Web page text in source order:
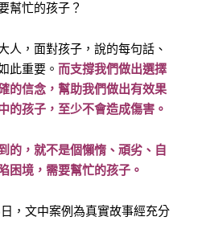
幫忙的孩子？
人，面對孩子，說的每句話、
此重要。 而支撐我們做出選擇
的信念，幫助我們做出有效果
的孩子，至少不會造成傷害。
的，就不是個懶惰、頑劣、自
困境，需要幫忙的孩子。
，文中案例為真實故事經充分